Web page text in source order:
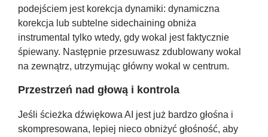
podejściem jest korekcja dynamiki: dynamiczna
korekcja lub subtelne sidechaining obniża
instrumental tylko wtedy, gdy wokal jest faktycznie
śpiewany. Następnie przesuwasz zdublowany wokal
na zewnątrz, utrzymując główny wokal w centrum.
Przestrzeń nad głową i kontrola
Jeśli ścieżka dźwiękowa AI jest już bardzo głośna i
skompresowana, lepiej nieco obniżyć głośność, aby